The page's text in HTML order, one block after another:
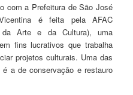
com a Prefeitura de São José
é feita pela AFAC
da Arte e da Cultura), uma
fins lucrativos que trabalha
projetos culturais. Uma das
a de conservação e restauro